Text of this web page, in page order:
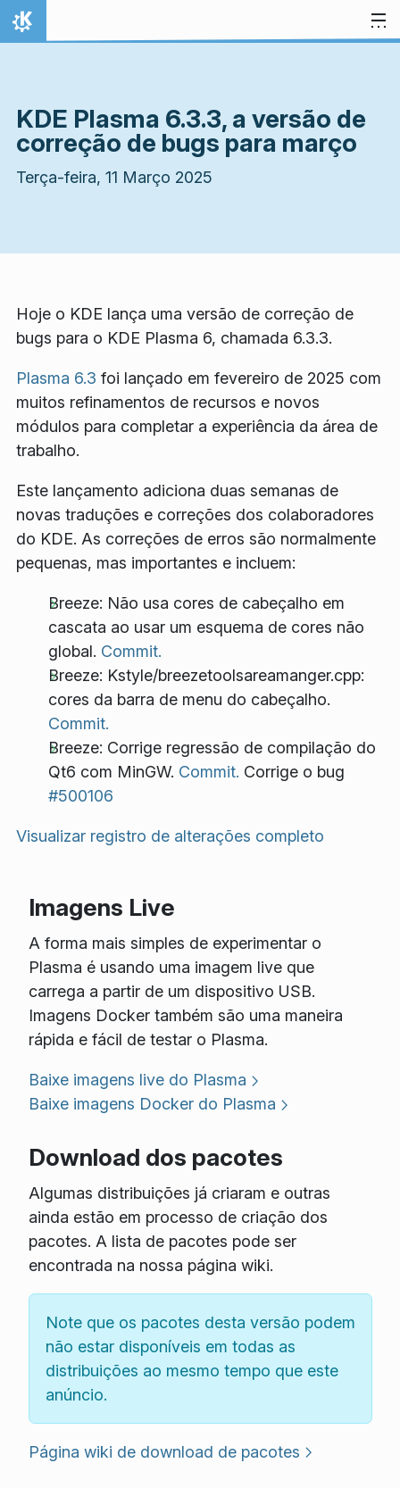
Ir para o conteúdo
Início
KDE Plasma 6.3.3, a versão de
correção de bugs para março
Terça-feira, 11 Março 2025
Hoje o KDE lança uma versão de correção de
bugs para o KDE Plasma 6, chamada 6.3.3.
Plasma 6.3 foi lançado em fevereiro de 2025 com
muitos refinamentos de recursos e novos
módulos para completar a experiência da área de
trabalho.
Este lançamento adiciona duas semanas de
novas traduções e correções dos colaboradores
do KDE. As correções de erros são normalmente
pequenas, mas importantes e incluem:
Breeze: Não usa cores de cabeçalho em
cascata ao usar um esquema de cores não
global. Commit.
Breeze: Kstyle/breezetoolsareamanger.cpp:
cores da barra de menu do cabeçalho.
Commit.
Breeze: Corrige regressão de compilação do
Qt6 com MinGW. Commit. Corrige o bug
#500106
Visualizar registro de alterações completo
Imagens Live
A forma mais simples de experimentar o
Plasma é usando uma imagem live que
carrega a partir de um dispositivo USB.
Imagens Docker também são uma maneira
rápida e fácil de testar o Plasma.
Baixe imagens live do Plasma
Baixe imagens Docker do Plasma
Download dos pacotes
Algumas distribuições já criaram e outras
ainda estão em processo de criação dos
pacotes. A lista de pacotes pode ser
encontrada na nossa página wiki.
Note que os pacotes desta versão podem
não estar disponíveis em todas as
distribuições ao mesmo tempo que este
anúncio.
Página wiki de download de pacotes